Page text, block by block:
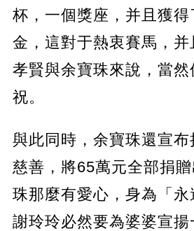
杯，一個獎座，并且獲
金，這對于熱衷賽馬，
孝賢與余寶珠來說，當
祝。
與此同時，余寶珠還宣
慈善，將65萬元全部捐
珠那麼有愛心，身為「
謝玲玲必然要為婆婆宣